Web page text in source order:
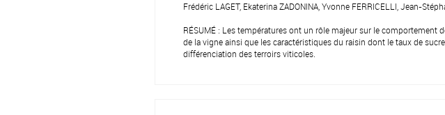
Frédéric LAGET, Ekaterina ZADONINA, Yvonne FERRICELLI, Jean-
RÉSUMÉ : Les températures ont un rôle majeur sur le
de la vigne ainsi que les caractéristiques du raisin dont le taux de
différenciation des terroirs viticoles.